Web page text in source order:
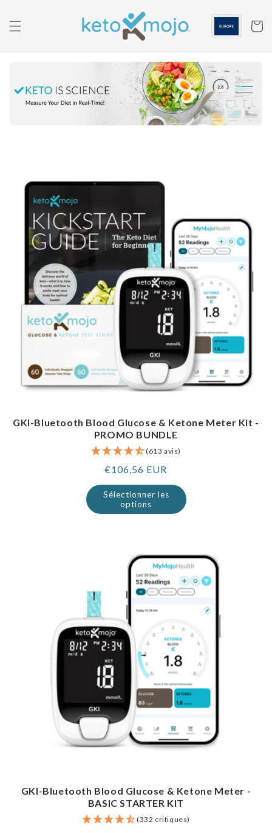
content
Panier
GKI-Bluetooth Blood Glucose & Ketone Meter Kit -
PROMO BUNDLE
(613 avis)
Prix
normal
€106,56 EUR
Sélectionner les
options
GKI-Bluetooth Blood Glucose & Ketone Meter -
BASIC STARTER KIT
(332 critiques)